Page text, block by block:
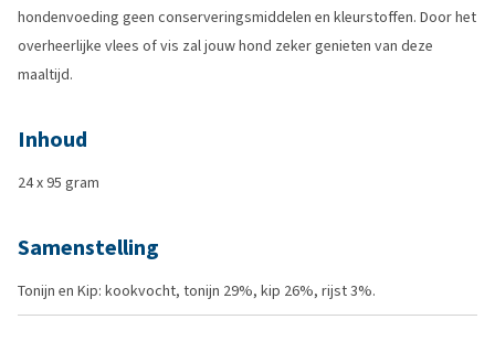
hondenvoeding geen conserveringsmiddelen en kleurstoffen. Door het
overheerlijke vlees of vis zal jouw hond zeker genieten van deze
maaltijd.
Inhoud
24 x 95 gram
Samenstelling
Tonijn en Kip: kookvocht, tonijn 29%, kip 26%, rijst 3%.